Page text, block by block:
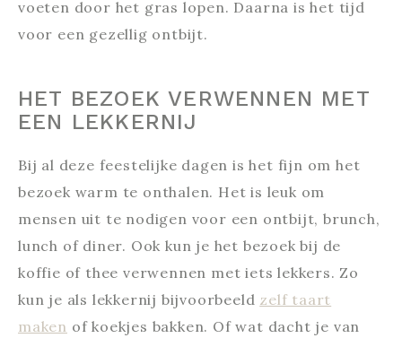
voeten door het gras lopen. Daarna is het tijd
voor een gezellig ontbijt.
HET BEZOEK VERWENNEN MET
EEN LEKKERNIJ
Bij al deze feestelijke dagen is het fijn om het
bezoek warm te onthalen. Het is leuk om
mensen uit te nodigen voor een ontbijt, brunch,
lunch of diner. Ook kun je het bezoek bij de
koffie of thee verwennen met iets lekkers. Zo
kun je als lekkernij bijvoorbeeld zelf taart
maken of koekjes bakken. Of wat dacht je van